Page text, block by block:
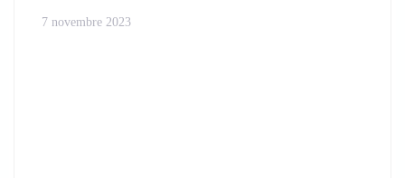
7 novembre 2023